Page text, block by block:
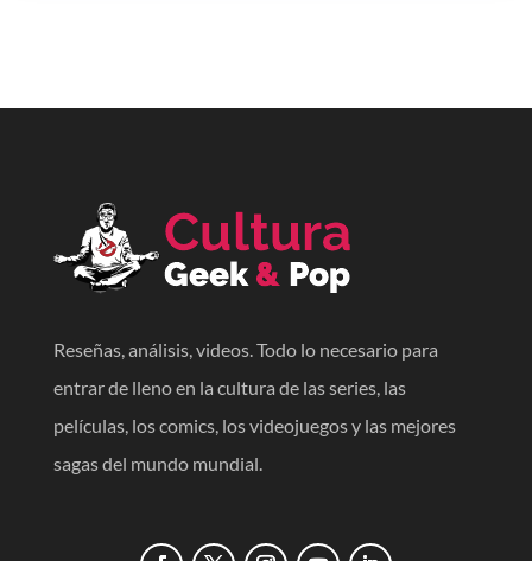
Reseñas, análisis, videos. Todo lo necesario para
entrar de lleno en la cultura de las series, las
películas, los comics, los videojuegos y las mejores
sagas del mundo mundial.